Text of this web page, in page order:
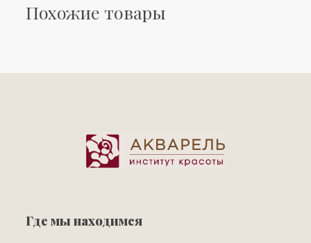
Похожие товары
Где мы находимся